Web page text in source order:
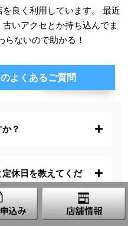
良く利用しています。 最近
いアクセとか持ち込んでま
ないので助かる！
よくあるご質問
？
休日を教えてくだ